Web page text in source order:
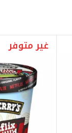
غير متوفر